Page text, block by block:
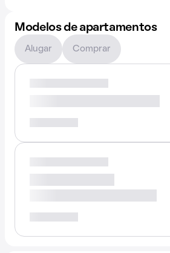
Modelos de apartamentos
Alugar Comprar